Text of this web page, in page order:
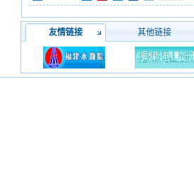
友情链接 其他链接